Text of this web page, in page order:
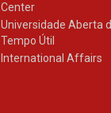
Center
Universidade Aberta
Tempo Útil
International Affairs